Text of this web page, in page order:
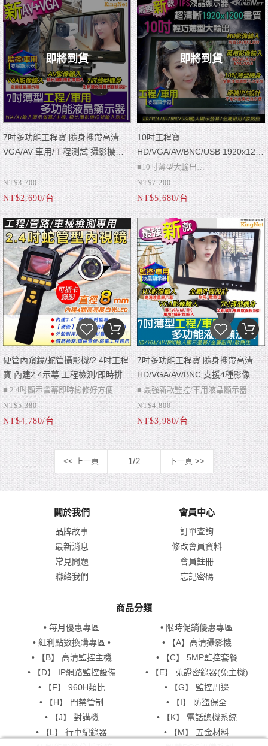
■ HD/VGA/AV輸入
■ 支援USB影像撥放
■支援多款攝影機
■AHD/TVI/CVI/類比
■支援1080P/720P
■可輸出電壓12V/1A
■網路檢測
即將到貨
7吋多功能工程寶 隨身攜帶高清
VGA/AV 車用/工程測試 攝影機
DVR攝影監視器7吋高清
■ 新款監控/車用液晶顯示器
■ 多功能影像輸入VGA/AV
■ 7吋薄型機身高質感面板設計
NT$3,700
NT$2,690/台
即將到貨
10吋工程寶
HD/VGA/AV/BNC/USB 1920x1200
畫質 IPS 16比10 車用 工程 隨身攜
帶
■10吋薄型大輸出
■1920x1200超清晰
■IPS不反光技術
■16比10專業規格
■USB影像播放
NT$7,200
NT$5,680/台
硬管內窺鏡/蛇管攝影機/2.4吋工程
寶 內建2.4示幕 工程檢測/即時排除
硬管好彎折 內建照明燈 可錄影拍
照 蛇管攝影機 內視鏡 汽機車械查
修/弱電工程適用
■ 2.4吋顯示螢幕即時檢修好方便
■ 內建4顆高亮度暗管照明燈
■ 硬管可彎折全長990mm
■ 支援記憶卡儲存，檢修紀錄/結構教
學
NT$5,380
NT$4,780/台
7吋多功能工程寶 隨身攜帶高清
HD/VGA/AV/BNC 支援4種影像輸
入 車用/工程測試 攝影機DVR攝影
監視器7吋高清
■ 最強新款監控/車用液晶顯示器
■ 多功能影像輸入HD/VGA/AV/BNC
■ 金屬外殼設計 耐用散熱佳
■ 7吋薄型機身高質感面板設計
NT$4,800
NT$3,980/台
<< 上一頁 1/2 下一頁 >>
關於我們
品牌故事
最新消息
常見問題
聯絡我們
會員中心
訂單查詢
修改會員資料
會員註冊
忘記密碼
商品分類
• 每月優惠專區
• 限時促銷優惠專區
• 紅利點數換購專區 •
• 【A】高清攝影機
• 【B】 高清監控主機
• 【C】 5MP監控套餐
• 【D】 IP網路監控設備
• 【E】 蒐證密錄器(免主機)
• 【F】 960H類比
• 【G】 監控周邊
• 【H】 門禁管制
• 【I】 防盜保全
• 【J】 對講機
• 【K】 電話總機系統
• 【L】 行車紀錄器
• 【M】 五金材料